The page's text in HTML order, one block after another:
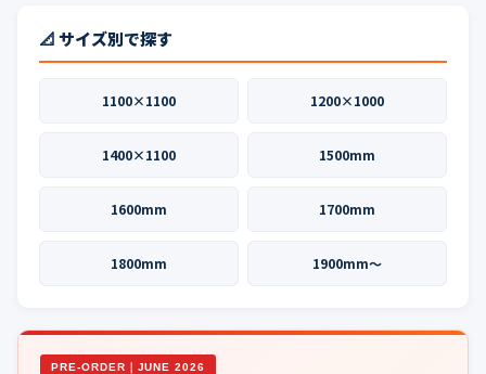
📐 サイズ別で探す
1100×1100 1200×1000
1400×1100 1500mm
1600mm 1700mm
1800mm 1900mm〜
PRE-ORDER｜JUNE 2026